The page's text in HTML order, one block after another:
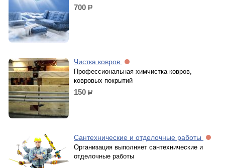
700 р.
Чистка ковров
Профессиональная химчистка ковров,
ковровых покрытий
150 р.
Сантехнические и отделочные работы
Организация выполняет сантехнические и
отделочные работы